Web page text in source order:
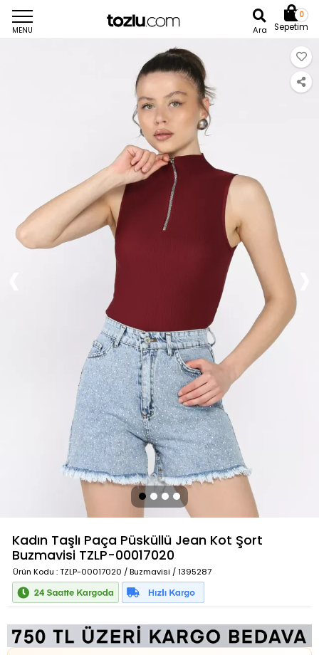
MENU Ara
0
Sepetim
Kadın Taşlı Paça Püsküllü Jean Kot Şort
Buzmavisi TZLP-00017020
Ürün Kodu : TZLP-00017020 / Buzmavisi / 1395287